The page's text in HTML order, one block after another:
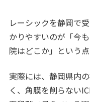
レーシックを静岡で
かりやすいのが「今
院はどこか」という点
実際には、静岡県内
く、角膜を削らない